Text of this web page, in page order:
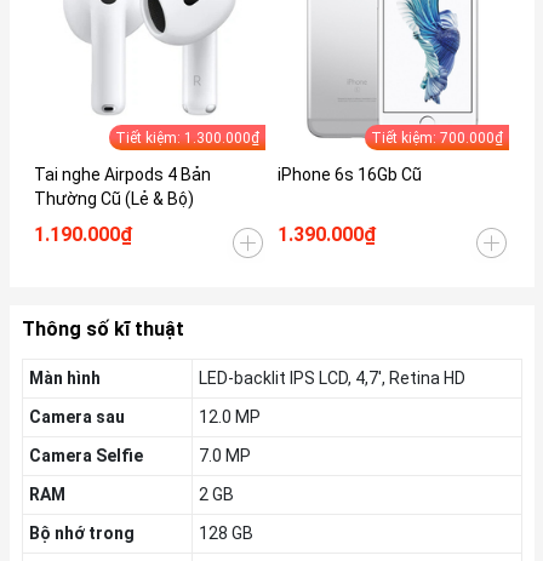
Tiết kiệm: 1.300.000₫
Tai nghe Airpods 4 Bản
Thường Cũ (Lẻ & Bộ)
1.190.000₫
Tiết kiệm: 700.000₫
iPhone 6s 16Gb Cũ
1.390.000₫
Thông số kĩ thuật
Màn hình
LED-backlit IPS LCD, 4,7', Retina HD
Camera sau
12.0 MP
Camera Selfie
7.0 MP
RAM
2 GB
Bộ nhớ trong
128 GB